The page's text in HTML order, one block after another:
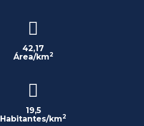
42,17
Área/km2
19,5
Habitantes/km2